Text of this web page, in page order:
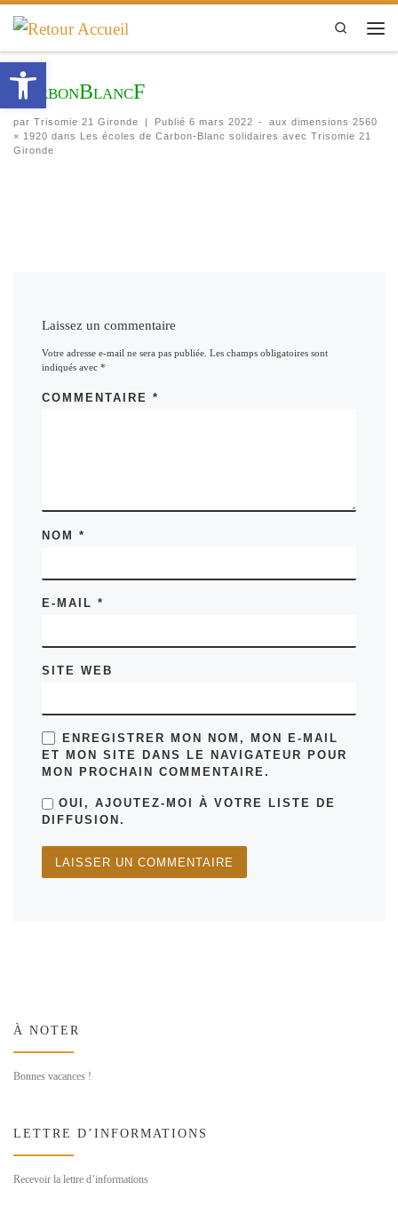
Passer au contenu
Search
CarbonBlancF
par Trisomie 21 Gironde | Publié 6 mars 2022 - aux dimensions 2560
× 1920 dans Les écoles de Carbon-Blanc solidaires avec Trisomie 21
Gironde
Laissez un commentaire
Votre adresse e-mail ne sera pas publiée. Les champs obligatoires sont
indiqués avec*
COMMENTAIRE*
NOM*
E-MAIL*
SITE WEB
ENREGISTRER MON NOM, MON E-MAIL
ET MON SITE DANS LE NAVIGATEUR POUR
MON PROCHAIN COMMENTAIRE.
OUI, AJOUTEZ-MOI À VOTRE LISTE DE
DIFFUSION.
À NOTER
Bonnes vacances !
LETTRE D’INFORMATIONS
Recevoir la lettre d’informations
Ouvrir la barre d’outils